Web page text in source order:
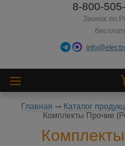
8-800-
Звонок по
Главная Каталог
Комплекты Прочие